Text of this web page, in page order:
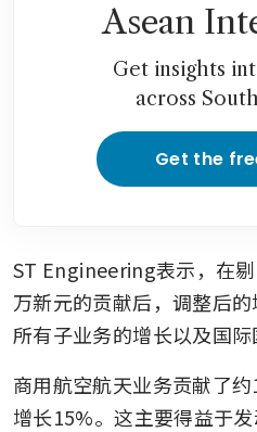
Asean
Get insights
across
Get the
ST Engineering表示，在
万新元的贡献后，调整后
所有子业务的增长以及国际
商用航空航天业务贡献了
增长15%。这主要得益于